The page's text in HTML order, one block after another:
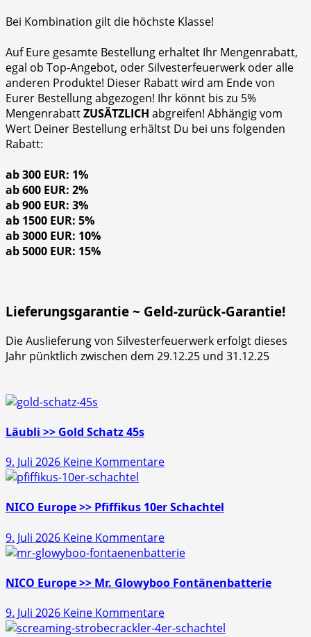
Bei Kombination gilt die höchste Klasse!
Auf Eure gesamte Bestellung erhaltet Ihr Mengenrabatt,
egal ob Top-Angebot, oder Silvesterfeuerwerk oder alle
anderen Produkte! Dieser Rabatt wird am Ende von
Eurer Bestellung abgezogen! Ihr könnt bis zu 5%
MengenrabattZUSÄTZLICH abgreifen! Abhängig vom
Wert Deiner Bestellung erhältst Du bei uns folgenden
Rabatt:
ab 300 EUR: 1%
ab 600 EUR: 2%
ab 900 EUR: 3%
ab 1500 EUR: 5%
ab 3000 EUR: 10%
ab 5000 EUR: 15%
Lieferungsgarantie ~ Geld-zurück-Garantie!
Die Auslieferung von Silvesterfeuerwerk erfolgt dieses
Jahr pünktlich zwischen dem 29.12.25 und 31.12.25
Läubli >> Gold Schatz 45s
9. Juli 2026 Keine Kommentarezu
Gold
45s
NICO Europe >> Pfiffikus 10er Schachtel
9. Juli 2026 Keine Kommentarezu
NICO
>>
10er
Schachtel
NICO Europe >> Mr. Glowyboo Fontänenbatterie
9. Juli 2026 Keine Kommentarezu
NICO